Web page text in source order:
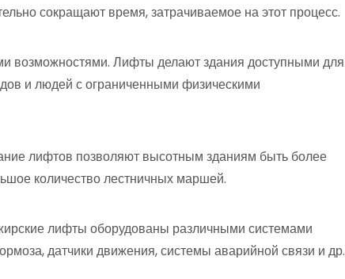
сокращают время, затрачиваемое на этот процесс.
возможностями. Лифты делают здания доступными для
и людей с ограниченными физическими
лифтов позволяют высотным зданиям быть более
количество лестничных маршей.
лифты оборудованы различными системами
датчики движения, системы аварийной связи и др.